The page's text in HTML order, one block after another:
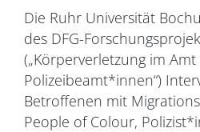
Die Ruhr Universität
des DFG-
(„Körperverletzung im
Polizeibeamt*innen“)
Betroffenen mit
People of Colour,